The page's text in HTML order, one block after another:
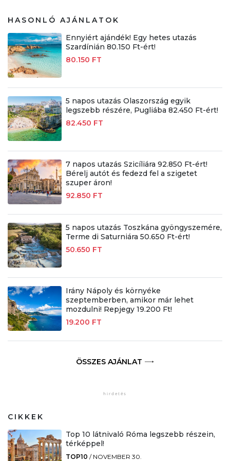
HASONLÓ AJÁNLATOK
Ennyiért ajándék! Egy hetes utazás
Szardínián 80.150 Ft-ért!
80.150 FT
5 napos utazás Olaszország egyik
legszebb részére, Pugliába 82.450 Ft-ért!
82.450 FT
7 napos utazás Szicíliára 92.850 Ft-ért!
Bérelj autót és fedezd fel a szigetet
szuper áron!
92.850 FT
5 napos utazás Toszkána gyöngyszemére,
Terme di Saturniára 50.650 Ft-ért!
50.650 FT
Irány Nápoly és környéke
szeptemberben, amikor már lehet
mozdulni! Repjegy 19.200 Ft!
19.200 FT
ÖSSZES AJÁNLAT
CIKKEK
Top 10 látnivaló Róma legszebb részein,
térképpel!
TOP10 / NOVEMBER 30.